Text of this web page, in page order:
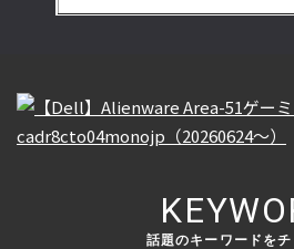
話題のキーワードをチ